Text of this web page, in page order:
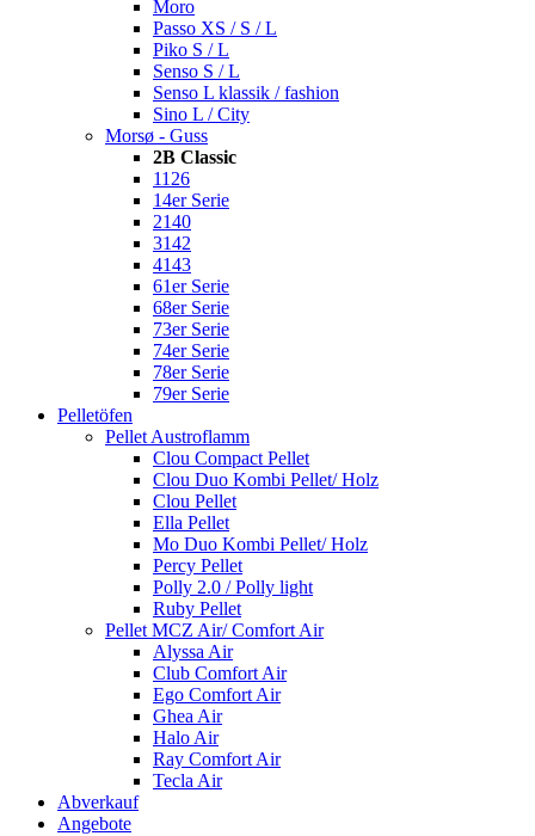
Moro
Passo XS / S / L
Piko S / L
Senso S / L
Senso L klassik / fashion
Sino L / City
Morsø - Guss
2B Classic
1126
14er Serie
2140
3142
4143
61er Serie
68er Serie
73er Serie
74er Serie
78er Serie
79er Serie
Pelletöfen
Pellet Austroflamm
Clou Compact Pellet
Clou Duo Kombi Pellet/ Holz
Clou Pellet
Ella Pellet
Mo Duo Kombi Pellet/ Holz
Percy Pellet
Polly 2.0 / Polly light
Ruby Pellet
Pellet MCZ Air/ Comfort Air
Alyssa Air
Club Comfort Air
Ego Comfort Air
Ghea Air
Halo Air
Ray Comfort Air
Tecla Air
Abverkauf
Angebote